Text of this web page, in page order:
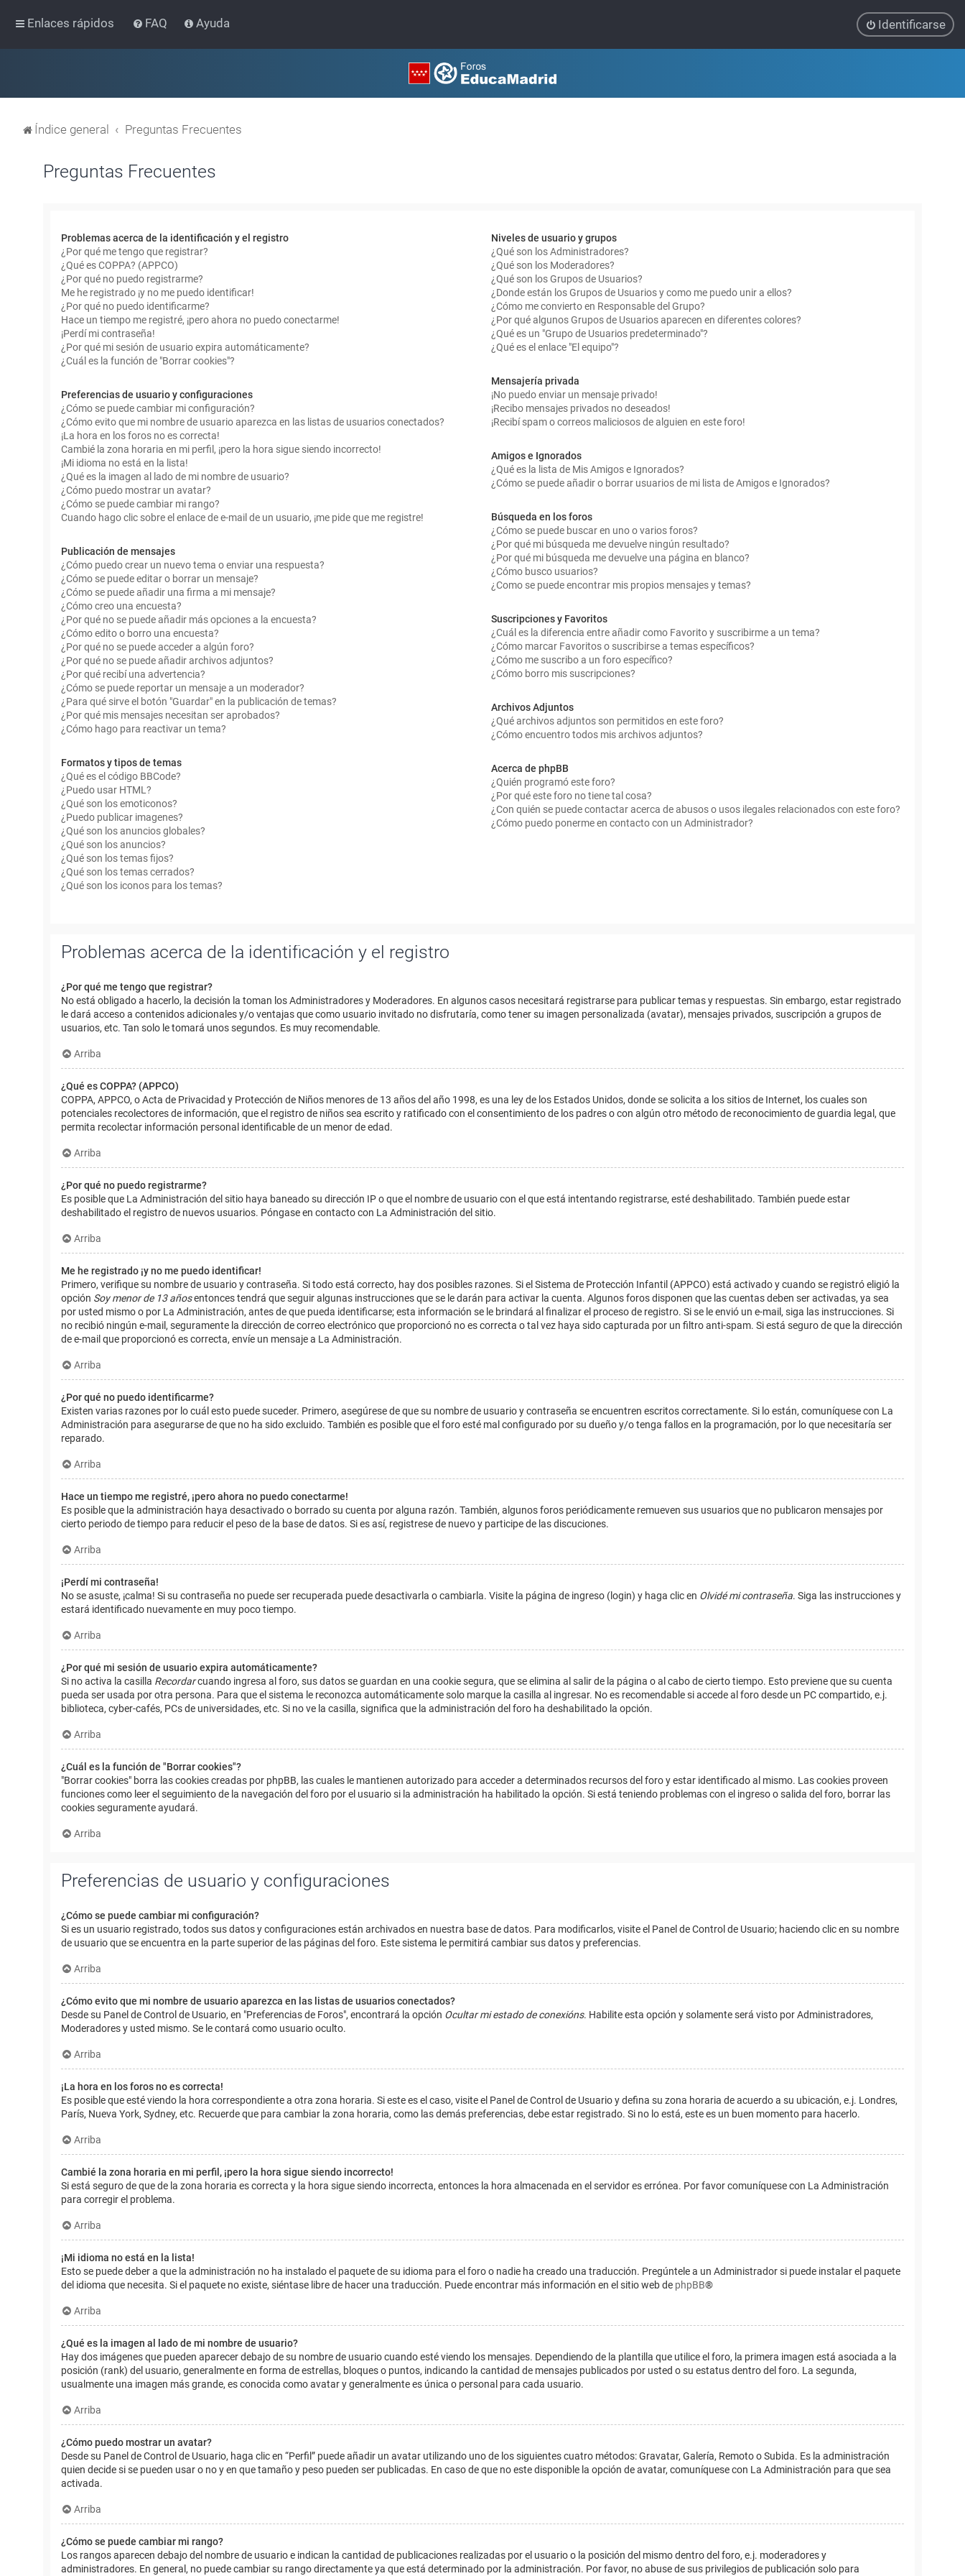
Enlaces rápidos FAQ Ayuda Identificarse
Índice general Preguntas Frecuentes
Preguntas Frecuentes
Problemas acerca de la identificación y el registro
¿Por qué me tengo que registrar?
¿Qué es COPPA? (APPCO)
¿Por qué no puedo registrarme?
Me he registrado ¡y no me puedo identificar!
¿Por qué no puedo identificarme?
Hace un tiempo me registré, ¡pero ahora no puedo conectarme!
¡Perdí mi contraseña!
¿Por qué mi sesión de usuario expira automáticamente?
¿Cuál es la función de "Borrar cookies"?
Preferencias de usuario y configuraciones
¿Cómo se puede cambiar mi configuración?
¿Cómo evito que mi nombre de usuario aparezca en las listas de usuarios conectados?
¡La hora en los foros no es correcta!
Cambié la zona horaria en mi perfil, ¡pero la hora sigue siendo incorrecto!
¡Mi idioma no está en la lista!
¿Qué es la imagen al lado de mi nombre de usuario?
¿Cómo puedo mostrar un avatar?
¿Cómo se puede cambiar mi rango?
Cuando hago clic sobre el enlace de e-mail de un usuario, ¡me pide que me registre!
Publicación de mensajes
¿Cómo puedo crear un nuevo tema o enviar una respuesta?
¿Cómo se puede editar o borrar un mensaje?
¿Cómo se puede añadir una firma a mi mensaje?
¿Cómo creo una encuesta?
¿Por qué no se puede añadir más opciones a la encuesta?
¿Cómo edito o borro una encuesta?
¿Por qué no se puede acceder a algún foro?
¿Por qué no se puede añadir archivos adjuntos?
¿Por qué recibí una advertencia?
¿Cómo se puede reportar un mensaje a un moderador?
¿Para qué sirve el botón "Guardar" en la publicación de temas?
¿Por qué mis mensajes necesitan ser aprobados?
¿Cómo hago para reactivar un tema?
Formatos y tipos de temas
¿Qué es el código BBCode?
¿Puedo usar HTML?
¿Qué son los emoticonos?
¿Puedo publicar imagenes?
¿Qué son los anuncios globales?
¿Qué son los anuncios?
¿Qué son los temas fijos?
¿Qué son los temas cerrados?
¿Qué son los iconos para los temas?
Niveles de usuario y grupos
¿Qué son los Administradores?
¿Qué son los Moderadores?
¿Qué son los Grupos de Usuarios?
¿Donde están los Grupos de Usuarios y como me puedo unir a ellos?
¿Cómo me convierto en Responsable del Grupo?
¿Por qué algunos Grupos de Usuarios aparecen en diferentes colores?
¿Qué es un "Grupo de Usuarios predeterminado"?
¿Qué es el enlace "El equipo"?
Mensajería privada
¡No puedo enviar un mensaje privado!
¡Recibo mensajes privados no deseados!
¡Recibí spam o correos maliciosos de alguien en este foro!
Amigos e Ignorados
¿Qué es la lista de Mis Amigos e Ignorados?
¿Cómo se puede añadir o borrar usuarios de mi lista de Amigos e Ignorados?
Búsqueda en los foros
¿Cómo se puede buscar en uno o varios foros?
¿Por qué mi búsqueda me devuelve ningún resultado?
¿Por qué mi búsqueda me devuelve una página en blanco?
¿Cómo busco usuarios?
¿Como se puede encontrar mis propios mensajes y temas?
Suscripciones y Favoritos
¿Cuál es la diferencia entre añadir como Favorito y suscribirme a un tema?
¿Cómo marcar Favoritos o suscribirse a temas específicos?
¿Cómo me suscribo a un foro específico?
¿Cómo borro mis suscripciones?
Archivos Adjuntos
¿Qué archivos adjuntos son permitidos en este foro?
¿Cómo encuentro todos mis archivos adjuntos?
Acerca de phpBB
¿Quién programó este foro?
¿Por qué este foro no tiene tal cosa?
¿Con quién se puede contactar acerca de abusos o usos ilegales relacionados con este foro?
¿Cómo puedo ponerme en contacto con un Administrador?
Problemas acerca de la identificación y el registro
¿Por qué me tengo que registrar?
No está obligado a hacerlo, la decisión la toman los Administradores y Moderadores. En algunos casos necesitará registrarse para publicar temas y respuestas. Sin embargo, estar registrado
le dará acceso a contenidos adicionales y/o ventajas que como usuario invitado no disfrutaría, como tener su imagen personalizada (avatar), mensajes privados, suscripción a grupos de
usuarios, etc. Tan solo le tomará unos segundos. Es muy recomendable.
Arriba
¿Qué es COPPA? (APPCO)
COPPA, APPCO, o Acta de Privacidad y Protección de Niños menores de 13 años del año 1998, es una ley de los Estados Unidos, donde se solicita a los sitios de Internet, los cuales son
potenciales recolectores de información, que el registro de niños sea escrito y ratificado con el consentimiento de los padres o con algún otro método de reconocimiento de guardia legal, que
permita recolectar información personal identificable de un menor de edad.
Arriba
¿Por qué no puedo registrarme?
Es posible que La Administración del sitio haya baneado su dirección IP o que el nombre de usuario con el que está intentando registrarse, esté deshabilitado. También puede estar
deshabilitado el registro de nuevos usuarios. Póngase en contacto con La Administración del sitio.
Arriba
Me he registrado ¡y no me puedo identificar!
Primero, verifique su nombre de usuario y contraseña. Si todo está correcto, hay dos posibles razones. Si el Sistema de Protección Infantil (APPCO) está activado y cuando se registró eligió la
opción Soy menor de 13 añosentonces tendrá que seguir algunas instrucciones que se le darán para activar la cuenta. Algunos foros disponen que las cuentas deben ser activadas, ya sea
por usted mismo o por La Administración, antes de que pueda identificarse; esta información se le brindará al finalizar el proceso de registro. Si se le envió un e-mail, siga las instrucciones. Si
no recibió ningún e-mail, seguramente la dirección de correo electrónico que proporcionó no es correcta o tal vez haya sido capturada por un filtro anti-spam. Si está seguro de que la dirección
de e-mail que proporcionó es correcta, envíe un mensaje a La Administración.
Arriba
¿Por qué no puedo identificarme?
Existen varias razones por lo cuál esto puede suceder. Primero, asegúrese de que su nombre de usuario y contraseña se encuentren escritos correctamente. Si lo están, comuníquese con La
Administración para asegurarse de que no ha sido excluido. También es posible que el foro esté mal configurado por su dueño y/o tenga fallos en la programación, por lo que necesitaría ser
reparado.
Arriba
Hace un tiempo me registré, ¡pero ahora no puedo conectarme!
Es posible que la administración haya desactivado o borrado su cuenta por alguna razón. También, algunos foros periódicamente remueven sus usuarios que no publicaron mensajes por
cierto periodo de tiempo para reducir el peso de la base de datos. Si es así, registrese de nuevo y participe de las discuciones.
Arriba
¡Perdí mi contraseña!
No se asuste, ¡calma! Si su contraseña no puede ser recuperada puede desactivarla o cambiarla. Visite la página de ingreso (login) y haga clic en Olvidé mi contraseña. Siga las instrucciones y
estará identificado nuevamente en muy poco tiempo.
Arriba
¿Por qué mi sesión de usuario expira automáticamente?
Si no activa la casilla Recordarcuando ingresa al foro, sus datos se guardan en una cookie segura, que se elimina al salir de la página o al cabo de cierto tiempo. Esto previene que su cuenta
pueda ser usada por otra persona. Para que el sistema le reconozca automáticamente solo marque la casilla al ingresar. No es recomendable si accede al foro desde un PC compartido, e.j.
biblioteca, cyber-cafés, PCs de universidades, etc. Si no ve la casilla, significa que la administración del foro ha deshabilitado la opción.
Arriba
¿Cuál es la función de "Borrar cookies"?
"Borrar cookies" borra las cookies creadas por phpBB, las cuales le mantienen autorizado para acceder a determinados recursos del foro y estar identificado al mismo. Las cookies proveen
funciones como leer el seguimiento de la navegación del foro por el usuario si la administración ha habilitado la opción. Si está teniendo problemas con el ingreso o salida del foro, borrar las
cookies seguramente ayudará.
Arriba
Preferencias de usuario y configuraciones
¿Cómo se puede cambiar mi configuración?
Si es un usuario registrado, todos sus datos y configuraciones están archivados en nuestra base de datos. Para modificarlos, visite el Panel de Control de Usuario; haciendo clic en su nombre
de usuario que se encuentra en la parte superior de las páginas del foro. Este sistema le permitirá cambiar sus datos y preferencias.
Arriba
¿Cómo evito que mi nombre de usuario aparezca en las listas de usuarios conectados?
Desde su Panel de Control de Usuario, en "Preferencias de Foros", encontrará la opción Ocultar mi estado de conexións. Habilite esta opción y solamente será visto por Administradores,
Moderadores y usted mismo. Se le contará como usuario oculto.
Arriba
¡La hora en los foros no es correcta!
Es posible que esté viendo la hora correspondiente a otra zona horaria. Si este es el caso, visite el Panel de Control de Usuario y defina su zona horaria de acuerdo a su ubicación, e.j. Londres,
París, Nueva York, Sydney, etc. Recuerde que para cambiar la zona horaria, como las demás preferencias, debe estar registrado. Si no lo está, este es un buen momento para hacerlo.
Arriba
Cambié la zona horaria en mi perfil, ¡pero la hora sigue siendo incorrecto!
Si está seguro de que de la zona horaria es correcta y la hora sigue siendo incorrecta, entonces la hora almacenada en el servidor es errónea. Por favor comuníquese con La Administración
para corregir el problema.
Arriba
¡Mi idioma no está en la lista!
Esto se puede deber a que la administración no ha instalado el paquete de su idioma para el foro o nadie ha creado una traducción. Pregúntele a un Administrador si puede instalar el paquete
del idioma que necesita. Si el paquete no existe, siéntase libre de hacer una traducción. Puede encontrar más información en el sitio web de phpBB®
Arriba
¿Qué es la imagen al lado de mi nombre de usuario?
Hay dos imágenes que pueden aparecer debajo de su nombre de usuario cuando esté viendo los mensajes. Dependiendo de la plantilla que utilice el foro, la primera imagen está asociada a la
posición (rank) del usuario, generalmente en forma de estrellas, bloques o puntos, indicando la cantidad de mensajes publicados por usted o su estatus dentro del foro. La segunda,
usualmente una imagen más grande, es conocida como avatar y generalmente es única o personal para cada usuario.
Arriba
¿Cómo puedo mostrar un avatar?
Desde su Panel de Control de Usuario, haga clic en “Perfil” puede añadir un avatar utilizando uno de los siguientes cuatro métodos: Gravatar, Galería, Remoto o Subida. Es la administración
quien decide si se pueden usar o no y en que tamaño y peso pueden ser publicadas. En caso de que no este disponible la opción de avatar, comuníquese con La Administración para que sea
activada.
Arriba
¿Cómo se puede cambiar mi rango?
Los rangos aparecen debajo del nombre de usuario e indican la cantidad de publicaciones realizadas por el usuario o la posición del mismo dentro del foro, e.j. moderadores y
administradores. En general, no puede cambiar su rango directamente ya que está determinado por la administración. Por favor, no abuse de sus privilegios de publicación solo para